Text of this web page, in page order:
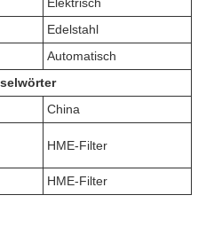
Edelstahl
Automatisch
China
HME-Filter
HME-Filter